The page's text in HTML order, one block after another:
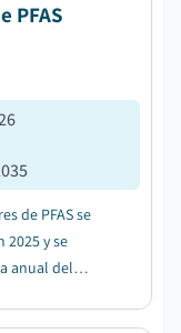
PFAS
de PFAS se
2025 y se
anual del